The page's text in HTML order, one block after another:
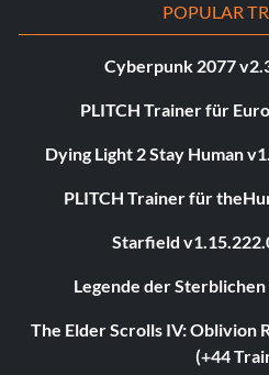
POPULAR
Cyberpunk 2077
PLITCH Trainer für
Dying Light 2 Stay Human
PLITCH Trainer für
Starfield
Legende der
The Elder Scrolls IV: Oblivion
(+44